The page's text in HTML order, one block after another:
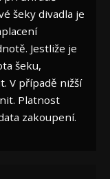
šeky divadla je
Jestliže je
šeku,
V případě nižší
Platnost
zakoupení.